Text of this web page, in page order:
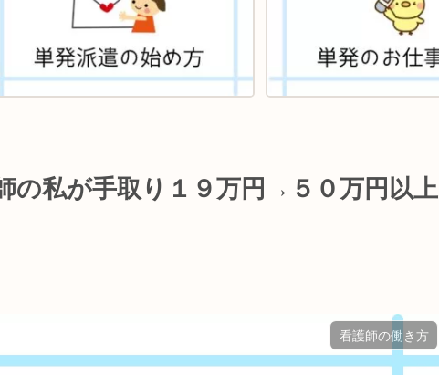
の私が手取り１９万円→５０万円以上
看護師の働き方